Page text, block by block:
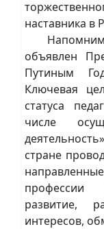
наставника в
Напомним,
объявлен
Путиным
Ключевая
статуса
числе
стране
профессии
развитие,
интересов,